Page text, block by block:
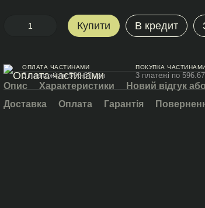
Купити В кредит
ОПЛАТА ЧАСТИНАМИ
3 платежі по 596.67 грн
ПОКУПКА
3 платежі по
Опис Характеристики
Новий відгук
Доставка
Оплата Гарантія